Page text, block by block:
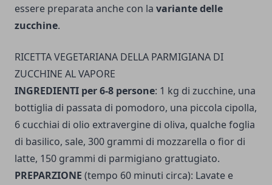
essere preparata anche con la variante delle
zucchine.
RICETTA VEGETARIANA DELLA PARMIGIANA DI
ZUCCHINE AL VAPORE
INGREDIENTI per 6-8 persone: 1 kg di zucchine, una
bottiglia di passata di pomodoro, una piccola cipolla,
6 cucchiai di olio extravergine di oliva, qualche foglia
di basilico, sale, 300 grammi di mozzarella o fior di
latte, 150 grammi di parmigiano grattugiato.
PREPARZIONE (tempo 60 minuti circa): Lavate e